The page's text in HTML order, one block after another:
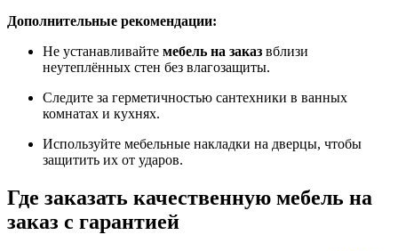
Дополнительные рекомендации:
Не устанавливайте мебель на заказ вблизи
неутеплённых стен без влагозащиты.
Следите за герметичностью сантехники в ванных
комнатах и кухнях.
Используйте мебельные накладки на дверцы, чтобы
защитить их от ударов.
Где заказать качественную мебель на
заказ с гарантией